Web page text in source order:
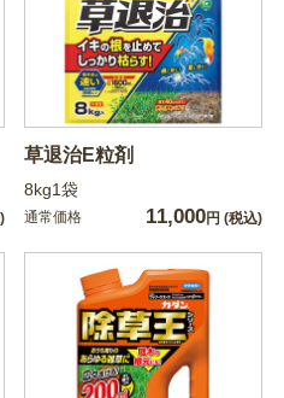
草退治E粒剤
8kg1袋
通常価格 11,000円 (税込)